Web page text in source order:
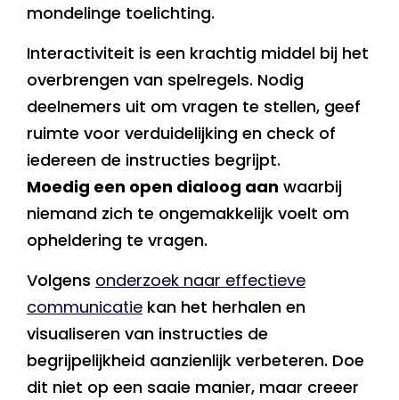
mondelinge toelichting.
Interactiviteit is een krachtig middel bij het
overbrengen van spelregels. Nodig
deelnemers uit om vragen te stellen, geef
ruimte voor verduidelijking en check of
iedereen de instructies begrijpt.
Moedig een open dialoog aan waarbij
niemand zich te ongemakkelijk voelt om
opheldering te vragen.
Volgens onderzoek naar effectieve
communicatie kan het herhalen en
visualiseren van instructies de
begrijpelijkheid aanzienlijk verbeteren. Doe
dit niet op een saaie manier, maar creeer